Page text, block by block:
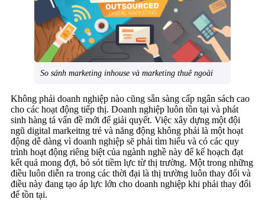
So sánh marketing inhouse và marketing thuê ngoài
Không phải doanh nghiệp nào cũng sẵn sàng cấp ngân sách cao
cho các hoạt động tiếp thị. Doanh nghiệp luôn tồn tại và phát
sinh hàng tá vấn đề mới để giải quyết. Việc xây dựng một đội
ngũ digital markeitng trẻ và năng động không phải là một hoạt
động dễ dàng vì doanh nghiệp sẽ phải tìm hiểu và có các quy
trình hoạt động riêng biệt của ngành nghề này để kế hoạch đạt
kết quả mong đợi, bỏ sót tiềm lực từ thị trường. Một trong những
điều luôn diễn ra trong các thời đại là thị trường luôn thay đổi và
điều này đang tạo áp lực lớn cho doanh nghiệp khi phải thay đổi
để tồn tại.